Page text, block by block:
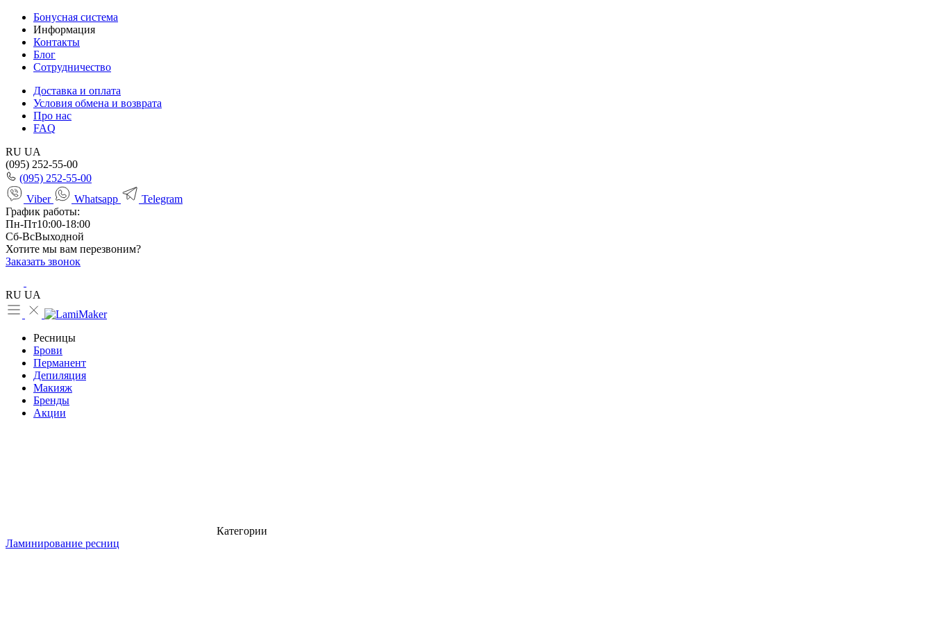
Бонусная система
Информация
Контакты
Блог
Сотрудничество
Доставка и оплата
Условия обмена и возврата
Про нас
FAQ
RU UA
(095) 252-55-00
(095) 252-55-00
Viber
Whatsapp
Telegram
График работы:
Пн-Пт10:00-18:00
Сб-ВсВыходной
Хотите мы вам перезвоним?
Заказать звонок
RU UA
Ресницы
Брови
Перманент
Депиляция
Макияж
Бренды
Акции
Категории
Ламинирование ресниц